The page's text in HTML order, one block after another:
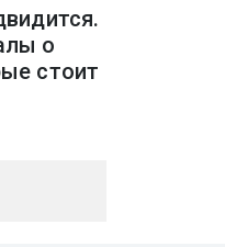
о
стоит